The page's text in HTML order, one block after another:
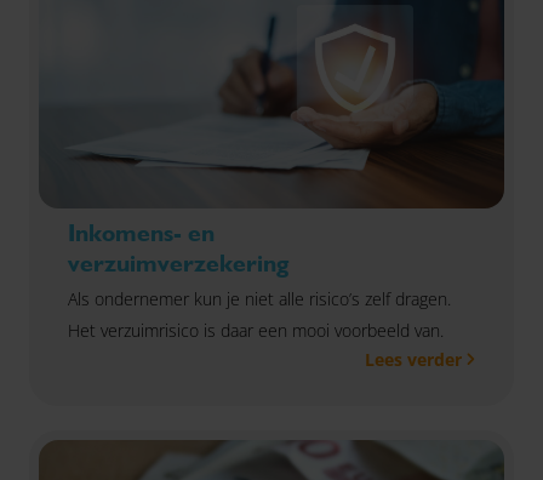
Inkomens- en
verzuimverzekering
Als ondernemer kun je niet alle risico’s zelf dragen.
Het verzuimrisico is daar een mooi voorbeeld van.
Lees verder